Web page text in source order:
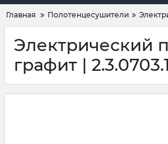
Главная Полотенцесушители
Электрический
графит |